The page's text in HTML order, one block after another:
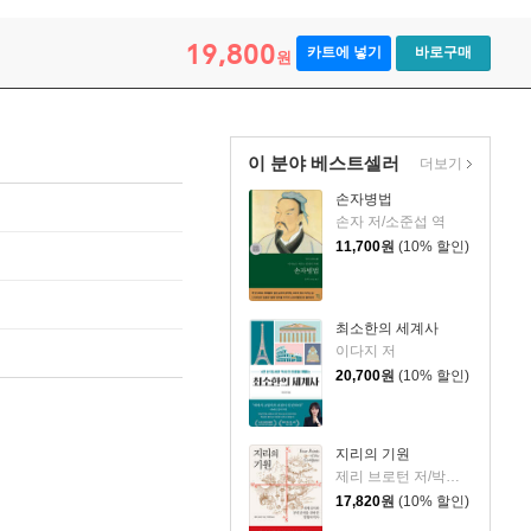
19,800원 카트에 넣기 바로구매
이 분야 베스트셀러
손자병법
손자 저/소준섭 역
11,700원 (10% 할인)
최소한의 세계사
이다지 저
20,700원 (10% 할인)
지리의 기원
제리 브로턴 저/박세연 역
17,820원 (10% 할인)
더보기